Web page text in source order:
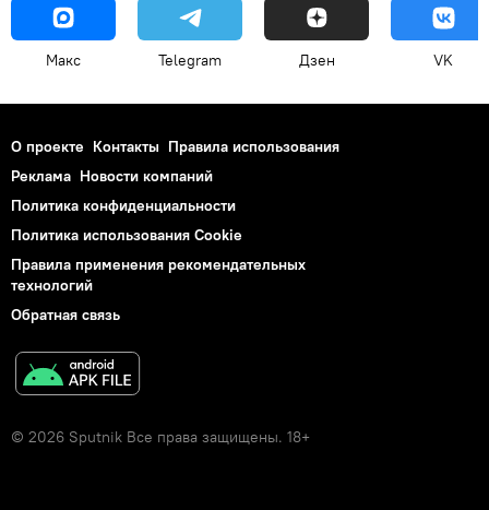
Макс Telegram Дзен VK
О проекте Контакты Правила использования
Реклама Новости компаний
Политика конфиденциальности
Политика использования Cookie
Правила применения рекомендательных
технологий
Обратная связь
© 2026 Sputnik Все права защищены. 18+